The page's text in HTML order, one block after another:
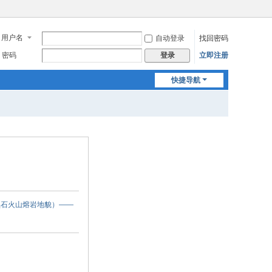
用户名 自动登录
找回密码
密码
登录 立即注册
快捷导航
石火山熔岩地貌）——